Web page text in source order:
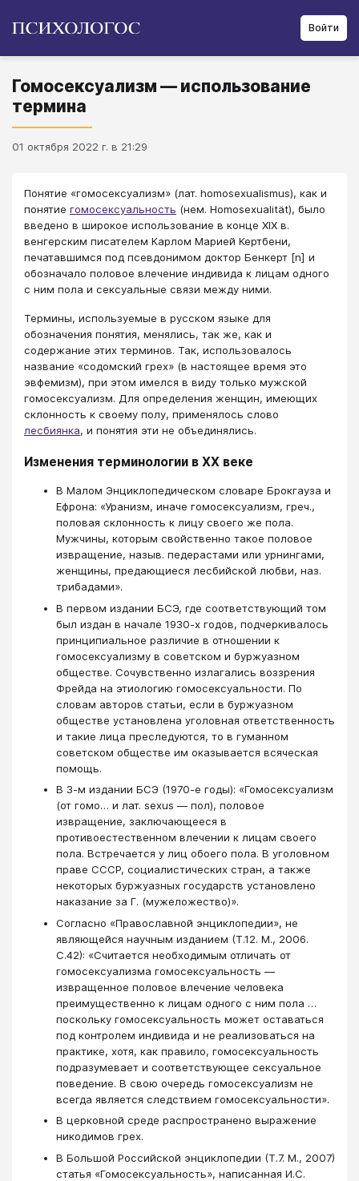
Войти
Гомосексуализм — использование
термина
01 октября 2022 г. в 21:29
Понятие «гомосексуализм» (лат. homosexualismus), как и
понятие гомосексуальность (нем. Homosexualität), было
введено в широкое использование в конце XIX в.
венгерским писателем Карлом Марией Кертбени,
печатавшимся под псевдонимом доктор Бенкерт [n] и
обозначало половое влeчение индивида к лицам одного
с ним пола и сексуальные связи между ними.
Термины, используемые в русском языке для
обозначения понятия, менялись, так же, как и
содержание этих терминов. Так, использовалось
название «содомский грех» (в настоящее время это
эвфемизм), при этом имелся в виду только мужской
гомосексуализм. Для определения женщин, имеющих
склонность к своему полу, применялось слово
лесбиянка, и понятия эти не объединялись.
Изменения терминологии в ХХ веке
В Малом Энциклопедическом словаре Брокгауза и
Ефрона: «Уранизм, иначе гомосексуализм, греч.,
половая склонность к лицу своего же пола.
Мужчины, которым свойственно такое половое
извращение, назыв. педерастами или урнингами,
женщины, предающиеся лесбийской любви, наз.
трибадами».
В первом издании БСЭ, где соответствующий том
был издан в начале 1930-х годов, подчеркивалось
принципиальное различие в отношении к
гомосексуализму в советском и буржуазном
обществе. Сочувственно излагались воззрения
Фрейда на этиологию гомосексуальности. По
словам авторов статьи, если в буржуазном
обществе установлена уголовная ответственность
и такие лица преследуются, то в гуманном
советском обществе им оказывается всяческая
помощь.
В 3-м издании БСЭ (1970-е годы): «Гомосексуализм
(от гомо… и лат. sexus — пол), половое
извращение, заключающееся в
противоестественном влечении к лицам своего
пола. Встречается у лиц обоего пола. В уголовном
праве СССР, социалистических стран, а также
некоторых буржуазных государств установлено
наказание за Г. (мужеложество)».
Согласно «Православной энциклопедии», не
являющейся научным изданием (Т.12. М., 2006.
С.42): «Считается необходимым отличать от
гомосексуализма гомосексуальность ―
извращенное половое влечение человека
преимущественно к лицам одного с ним пола …
поскольку гомосексуальность может оставаться
под контролем индивида и не реализоваться на
практике, хотя, как правило, гомосексуальность
подразумевает и соответствующее сексуальное
поведение. В свою очередь гомосексуализм не
всегда является следствием гомосексуальности».
В церковной среде распространено выражение
никодимов грех.
В Большой Российской энциклопедии (Т.7. М., 2007)
статья «Гомосексуальность», написанная И.С.